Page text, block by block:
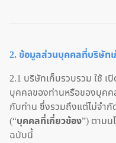
2. ข้อมูลส่วนบุคคลที่บริษัท
2.1 บริษัทเก็บรวบรวม ใช้ เ
บุคคลของท่านหรือของบุค
กับท่าน ซึ่งรวมถึงแต่ไม่จำ
(“บุคคลที่เกี่ยวข้อง”) ตาม
ฉบับนี้